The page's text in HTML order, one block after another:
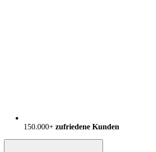
150.000+ zufriedene Kunden